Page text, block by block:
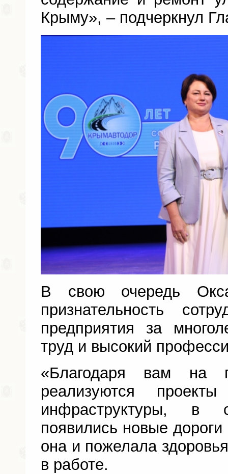
Крыму», – подчеркнул
В свою очередь
признательность
предприятия за
труд и высокий
«Благодаря вам на
реализуются
инфраструктуры, в
появились новые
она и пожелала
в работе.